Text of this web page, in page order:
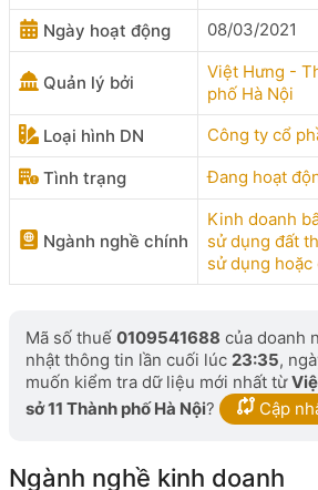
Ngày hoạt động
08/03/2021
Quản lý bởi
Việt Hưng -
phố Hà Nội
Loại hình DN
Công ty cổ
Tình trạng Đang hoạt
Ngành nghề chính
Kinh doanh
sử dụng đất
sử dụng
Mã số thuế 0109541688 của doanh
nhật thông tin lần cuối lúc 23:35,
muốn kiểm tra dữ liệu mới nhất từ
sở 11 Thành phố Hà Nội? Cập
Ngành nghề kinh doanh